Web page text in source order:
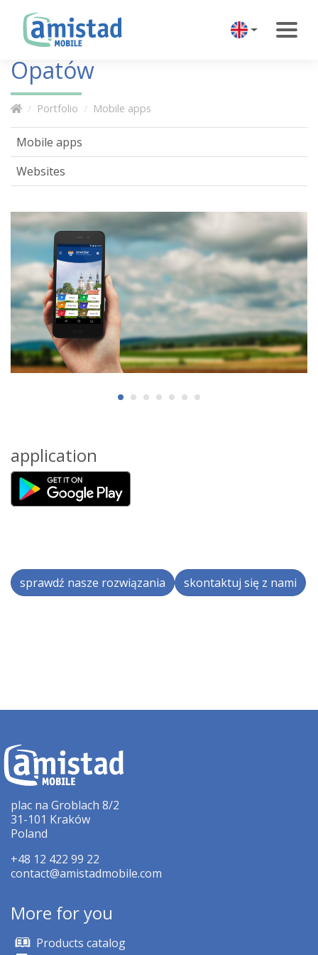
Opatów
Portfolio Mobile apps
application
sprawdź nasze rozwiązania skontaktuj się z nami
Mobile apps
Websites
plac na Groblach 8/2
31-101 Kraków
Poland
+48 12 422 99 22
contact@amistadmobile.com
More for you
Products catalog